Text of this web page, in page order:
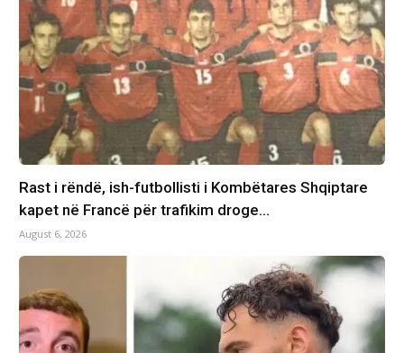
Rast i rëndë, ish-futbollisti i Kombëtares Shqiptare
kapet në Francë për trafikim droge…
August 6, 2026